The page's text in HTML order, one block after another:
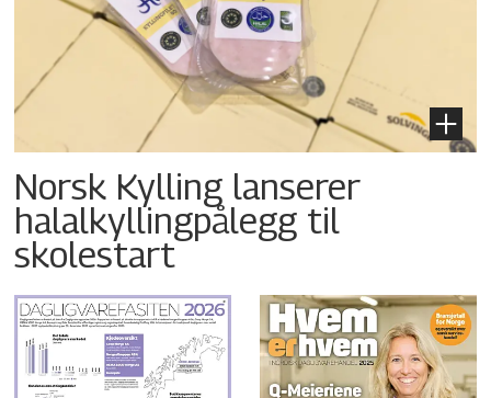
Norsk Kylling lanserer
halalkyllingpålegg til
skolestart